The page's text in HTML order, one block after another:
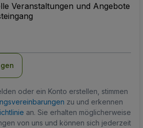
Veranstaltungen und Angebote
oder ein Konto erstellen, stimmen
zu und erkennen
an. Sie erhalten möglicherweise
von uns und können sich jederzeit